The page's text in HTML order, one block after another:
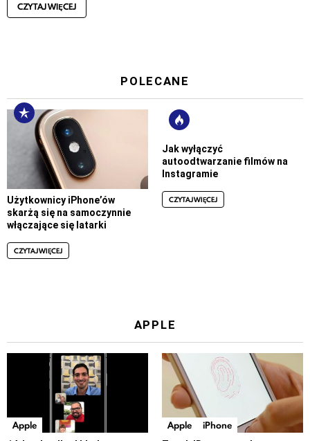
CZYTAJ WIĘCEJ
POLECANE
Użytkownicy iPhone’ów
skarżą się na samoczynnie
włączające się latarki
CZYTAJ WIĘCEJ
Jak wyłączyć
autoodtwarzanie filmów na
Instagramie
CZYTAJ WIĘCEJ
APPLE
Apple Apple iPhone